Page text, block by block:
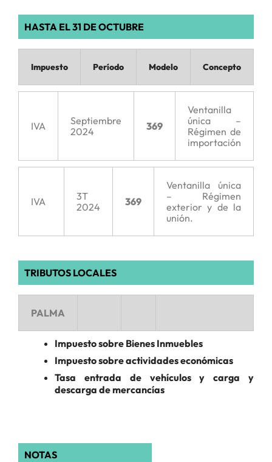
HASTA EL 31 DE OCTUBRE
Impuesto Período Modelo Concepto
IVA
Septiembre
2024
369
Ventanilla
única –
Régimen de
importación
IVA
3T
2024
369
Ventanilla única
– Régimen
exterior y de la
unión.
TRIBUTOS LOCALES
PALMA
Impuesto sobre Bienes Inmuebles
Impuesto sobre actividades económicas
Tasa entrada de vehículos y carga y
descarga de mercancías
NOTAS